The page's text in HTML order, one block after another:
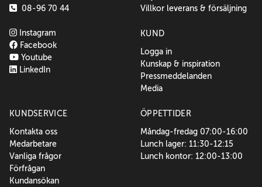
08-96 70 44
Instagram
Facebook
Youtube
LinkedIn
Villkor leverans & försäljning
KUND
Logga in
Kunskap & inspiration
Pressmeddelanden
Media
KUNDSERVICE
Kontakta oss
Medarbetare
Vanliga frågor
Förfrågan
Kundansökan
ÖPPETTIDER
Måndag-fredag 07:00-16:00
Lunch lager: 11:30-12:15
Lunch kontor: 12:00-13:00